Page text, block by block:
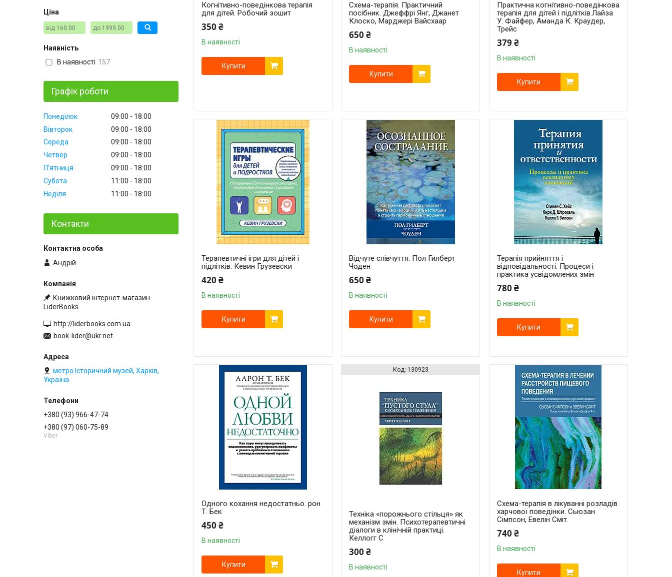
Когнітивно-поведінкова терапія
для дітей. Робочий зошит
350 ₴
В наявності
Купити
Схема-терапія. Практичний
посібник. Джеффрі Янг, Джанет
Клоско, Марджері Вайсхаар
650 ₴
В наявності
Купити
Практична когнітивно-поведінкова
терапія для дітей і підлітків.Лайза
У. Файфер, Аманда К. Краудер,
Трейс
379 ₴
В наявності
Купити
Терапевтичні ігри для дітей і
підлітків. Кевин Грузевски
420 ₴
В наявності
Купити
Відчуте співчуття. Пол Гилберт
Чоден
650 ₴
В наявності
Купити
Терапія прийняття і
відповідальності. Процеси і
практика усвідомлених змін
780 ₴
В наявності
Купити
Одного кохання недостатньо. рон
Т. Бек
450 ₴
В наявності
Купити
130923
Техніка «порожнього стільця» як
механізм змін. Психотерапевтичні
діалоги в клінічній практиці.
Келлогг С
300 ₴
В наявності
Схема-терапія в лікуванні розладів
харчової поведінки. Сьюзан
Сімпсон, Евелін Сміт.
740 ₴
В наявності
Купити
Ціна
Наявність
В наявності 157
Графік роботи
Понеділок 09:00
18:00
Вівторок
09:00
18:00
Середа
09:00
18:00
Четвер
09:00
18:00
Пʼятниця
09:00
18:00
Субота
11:00
18:00
Неділя
11:00 18:00
Контакти
Андрій
Книжковий інтернет-магазин
LiderBooks
http://liderbooks.com.ua
book-lider@ukr.net
метро Історичний музей, Харків,
Україна
+380 (93) 966-47-74
+380 (97) 060-75-89
Viber